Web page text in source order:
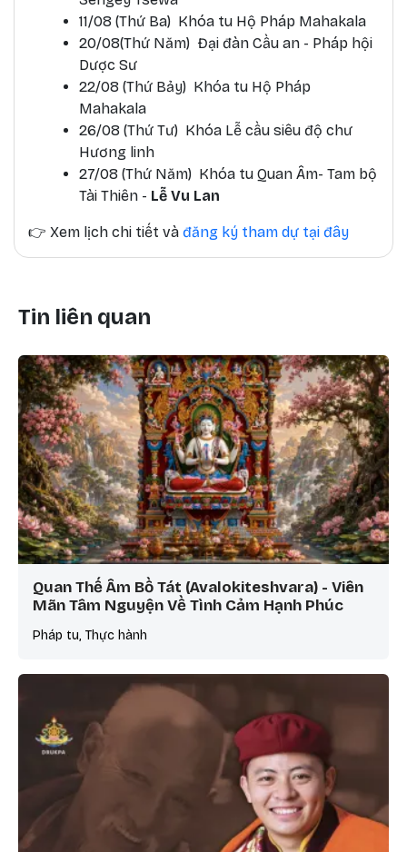
11/08 (Thứ Ba) Khóa tu Hộ Pháp Mahakala
20/08(Thứ Năm) Đại đàn Cầu an - Pháp hội
Dược Sư
22/08 (Thứ Bảy) Khóa tu Hộ Pháp
Mahakala
26/08 (Thứ Tư) Khóa Lễ cầu siêu độ chư
Hương linh
27/08 (Thứ Năm) Khóa tu Quan Âm- Tam bộ
Tài Thiên - Lễ Vu Lan
👉 Xem lịch chi tiết và đăng ký tham dự tại đây
Tin liên quan
Quan Thế Âm Bồ Tát (Avalokiteshvara) - Viên
Mãn Tâm Nguyện Về Tình Cảm Hạnh Phúc
Pháp tu, Thực hành